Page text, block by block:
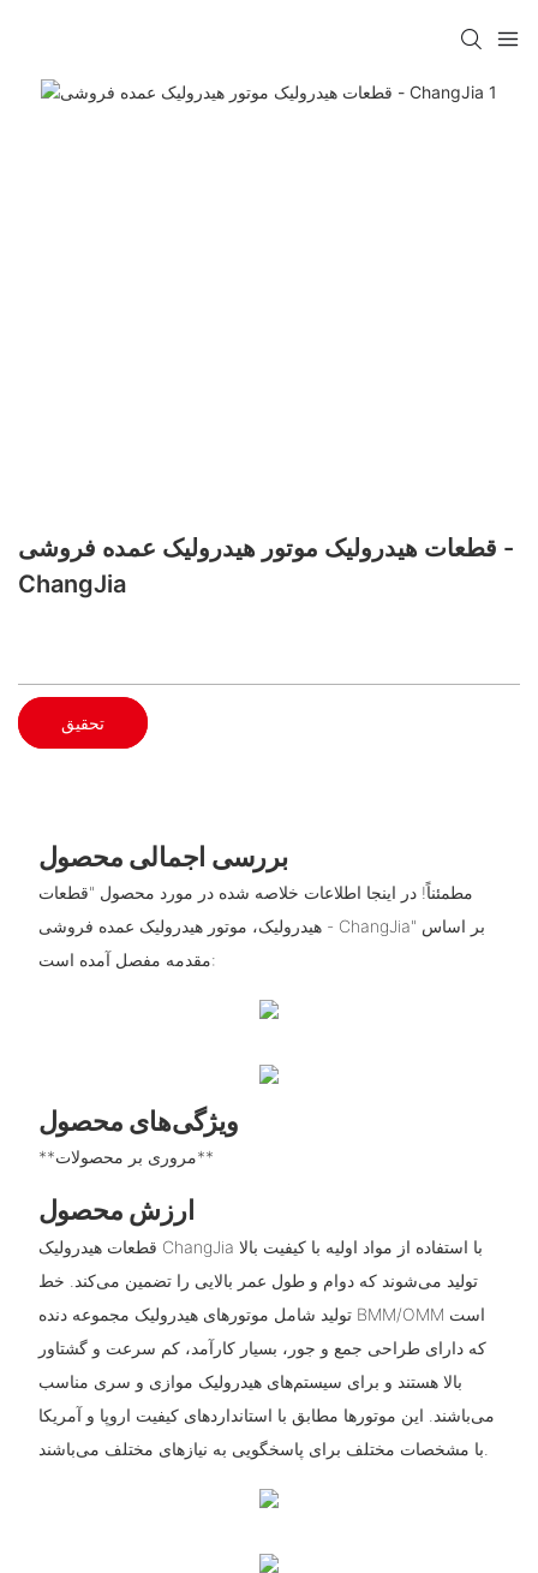
قطعات هیدرولیک موتور هیدرولیک عمده فروشی -
ChangJia
تحقیق
بررسی اجمالی محصول
مطمئناً! در اینجا اطلاعات خلاصه شده در مورد محصول "قطعات
هیدرولیک، موتور هیدرولیک عمده فروشی - ChangJia" بر اساس
مقدمه مفصل آمده است:
ویژگی‌های محصول
**مروری بر محصولات**
ارزش محصول
قطعات هیدرولیک ChangJia با استفاده از مواد اولیه با کیفیت بالا
تولید می‌شوند که دوام و طول عمر بالایی را تضمین می‌کند. خط
تولید شامل موتورهای هیدرولیک مجموعه دنده BMM/OMM است
که دارای طراحی جمع و جور، بسیار کارآمد، کم سرعت و گشتاور
بالا هستند و برای سیستم‌های هیدرولیک موازی و سری مناسب
می‌باشند. این موتورها مطابق با استانداردهای کیفیت اروپا و آمریکا